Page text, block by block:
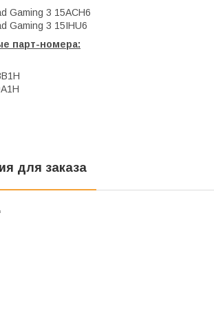
Gaming 3 15ACH6
Gaming 3 15IHU6
парт-номера:
для заказа